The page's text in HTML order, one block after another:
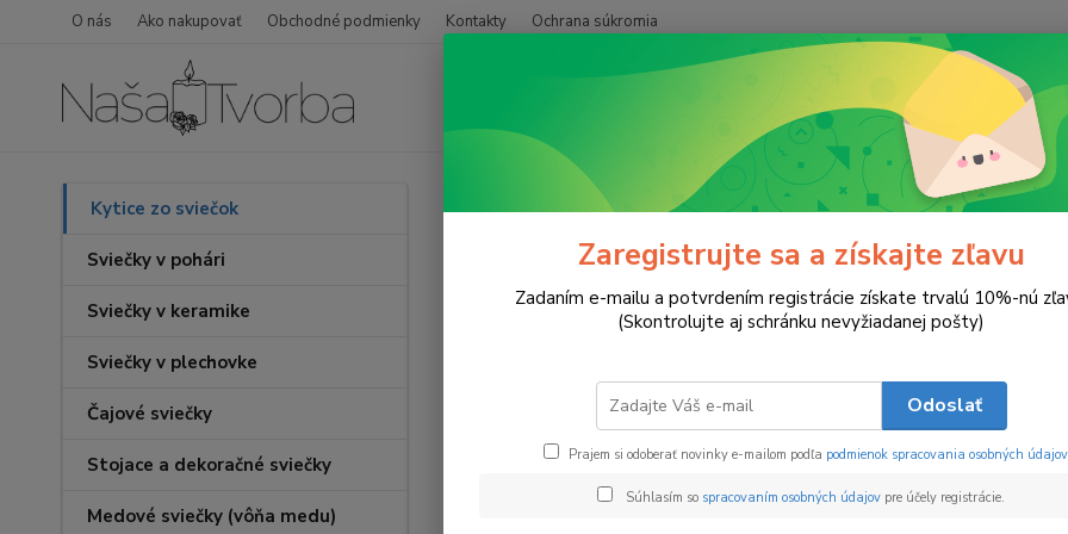
O nás Ako nakupovať Obchodné podmienky Kontakty Ochrana súkromia
Kytice zo sviečok
Sviečky v pohári
Sviečky v keramike
Sviečky v plechovke
Čajové sviečky
Stojace a dekoračné sviečky
Medové sviečky (vôňa medu)
Kytice zo sviečok Kúsok Srdca
Kúsok SrdcaZaregistrujte sa a získajte zľavu
Zadaním e-mailu a potvrdením registrácie získate trvalú 10%-nú
(Skontrolujte aj schránku nevyžiadanej pošty)
Odoslať
Prajem si odoberať novinky e-mailom podľa podmienok spracovania osobných údajov.
Súhlasím so spracovaním osobných údajov pre účely registrácie.